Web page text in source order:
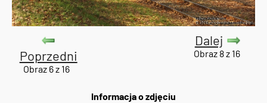
Poprzedni
Obraz 6 z 16
Dalej
Obraz 8 z 16
Informacja o zdjęciu